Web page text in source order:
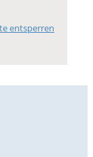
entsperren